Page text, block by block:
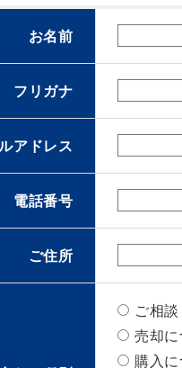
お名前
フリガナ
アドレス
電話番号
ご住所
ご相談
売却
購入